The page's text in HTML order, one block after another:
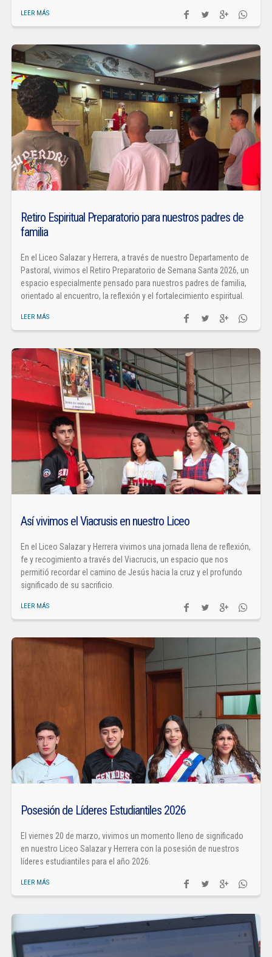
LEER MÁS
Retiro Espiritual Preparatorio para nuestros padres de
familia
En el Liceo Salazar y Herrera, a través de nuestro Departamento de
Pastoral, vivimos el Retiro Preparatorio de Semana Santa 2026, un
espacio especialmente pensado para nuestros padres de familia,
orientado al encuentro, la reflexión y el fortalecimiento espiritual.
LEER MÁS
Así vivimos el Viacrusis en nuestro Liceo
En el Liceo Salazar y Herrera vivimos una jornada llena de reflexión,
fe y recogimiento a través del Viacrucis, un espacio que nos
permitió recordar el camino de Jesús hacia la cruz y el profundo
significado de su sacrificio.
LEER MÁS
Posesión de Líderes Estudiantiles 2026
El viernes 20 de marzo, vivimos un momento lleno de significado
en nuestro Liceo Salazar y Herrera con la posesión de nuestros
líderes estudiantiles para el año 2026.
LEER MÁS